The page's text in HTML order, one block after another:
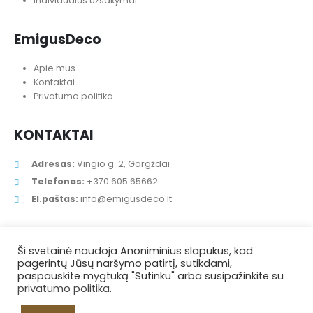
EmigusDeco
Apie mus
Kontaktai
Privatumo politika
KONTAKTAI
Adresas: Vingio g. 2, Gargždai
Telefonas: +370 605 65662
El.paštas: info@emigusdeco.lt
Ši svetainė naudoja Anoniminius slapukus, kad
pagerintų Jūsų naršymo patirtį, sutikdami,
paspauskite mygtuką "Sutinku" arba susipažinkite su
privatumo politika.